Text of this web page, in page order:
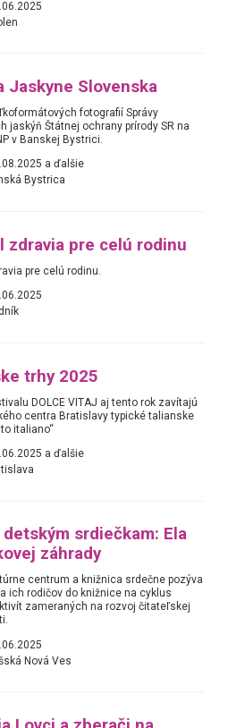
Jaskyne Slovenska
fotografií Správy
jaskýň Štátnej ochrany prírody SR na
v Banskej Bystrici.
a ďalšie
Bystrica
zdravia pre celú rodinu
pre celú rodinu.
trhy 2025
DOLCE VITAJ aj tento rok zavítajú
centra Bratislavy typické talianske
italiano“
a ďalšie
srdiečkam: Ela
záhrady
centrum a knižnica srdečne pozýva
ich rodičov do knižnice na cyklus
zameraných na rozvoj čitateľskej
Nová Ves